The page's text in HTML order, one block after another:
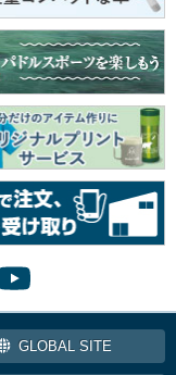
GLOBAL SITE